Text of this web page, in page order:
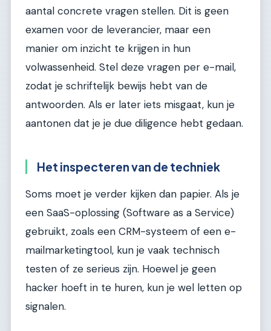
aantal concrete vragen stellen. Dit is geen
examen voor de leverancier, maar een
manier om inzicht te krijgen in hun
volwassenheid. Stel deze vragen per e-mail,
zodat je schriftelijk bewijs hebt van de
antwoorden. Als er later iets misgaat, kun je
aantonen dat je je due diligence hebt gedaan.
Het inspecteren van de techniek
Soms moet je verder kijken dan papier. Als je
een SaaS-oplossing (Software as a Service)
gebruikt, zoals een CRM-systeem of een e-
mailmarketingtool, kun je vaak technisch
testen of ze serieus zijn. Hoewel je geen
hacker hoeft in te huren, kun je wel letten op
signalen.